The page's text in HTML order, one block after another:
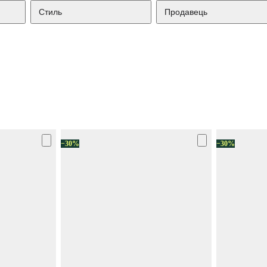
Стиль Продавець
−30% −30%